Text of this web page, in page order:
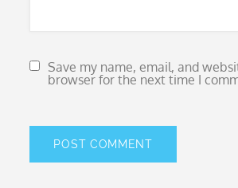
Save my name, email, and
browser for the next time I